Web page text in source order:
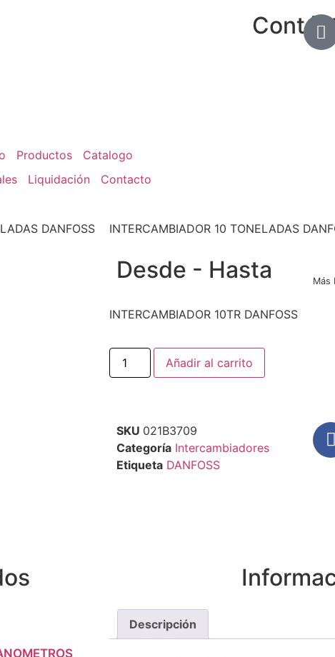
Productos
Catalogo
Liquidación Contacto
DANFOSS INTERCAMBIADOR 10 TONELADAS
Desde - Hasta Más
INTERCAMBIADOR 10TR DANFOSS
Añadir al carrito
SKU 021B3709
Categoría Intercambiadores
Etiqueta DANFOSS
Descripción